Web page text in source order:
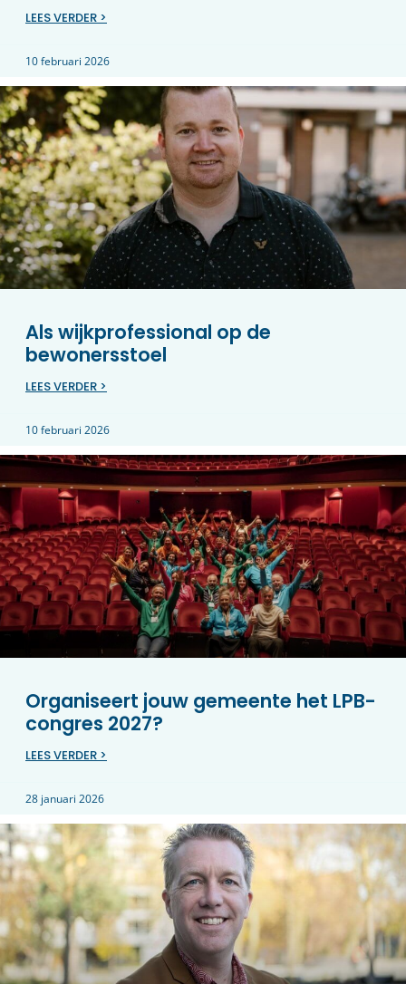
LEES VERDER >
10 februari 2026
Als wijkprofessional op de
bewonersstoel
LEES VERDER >
10 februari 2026
Organiseert jouw gemeente het LPB-
congres 2027?
LEES VERDER >
28 januari 2026